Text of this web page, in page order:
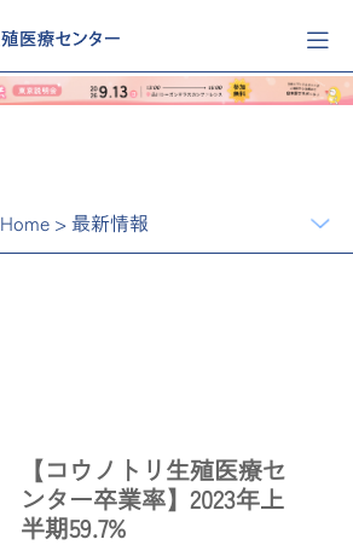
Home>最新情報
【コウノトリ生殖医療セ
ンター卒業率】2023年上
半期59.7%